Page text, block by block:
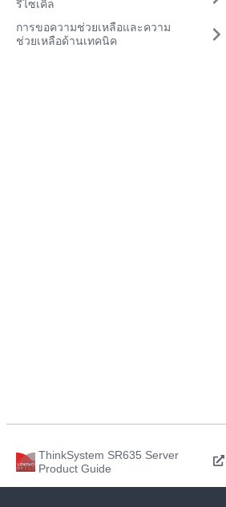
รีไซเคิล
การขอความช่วยเหลือและความ
ช่วยเหลือด้านเทคนิค
ThinkSystem SR635 Server
Product Guide